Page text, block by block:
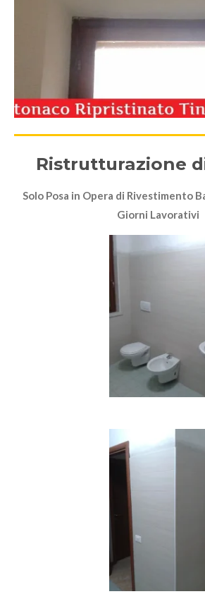
Ristrutturazione
Solo Posa in Opera di Rivestimento
Giorni Lavorativi